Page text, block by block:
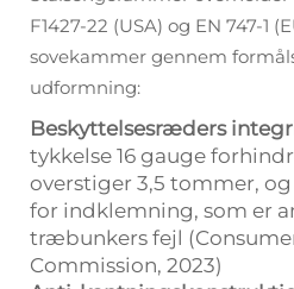
F1427-22 (USA) og EN 747-1
sovekammer gennem
udformning:
Beskyttelsesræders
tykkelse 16 gauge
overstiger 3,5 tommer,
for indklemning, som er
træbunkers fejl
Commission, 2023)